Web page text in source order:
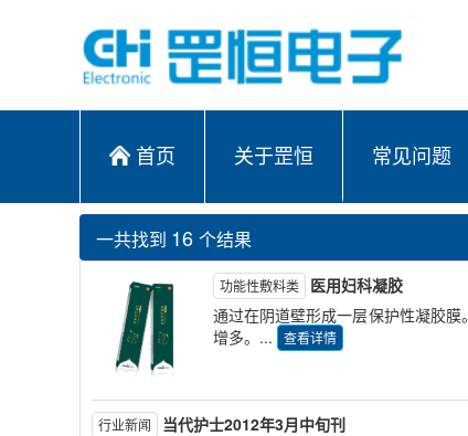
首页 关于罡恒 常见问题
一共找到 16 个结果
功能性敷料类 医用妇科凝胶
通过在阴道壁形成一层保护性凝胶
增多。...
查看详情
行业新闻 当代护士2012年3月中旬刊